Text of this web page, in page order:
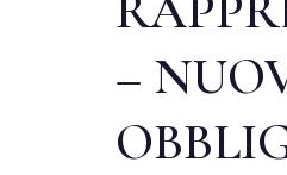
–